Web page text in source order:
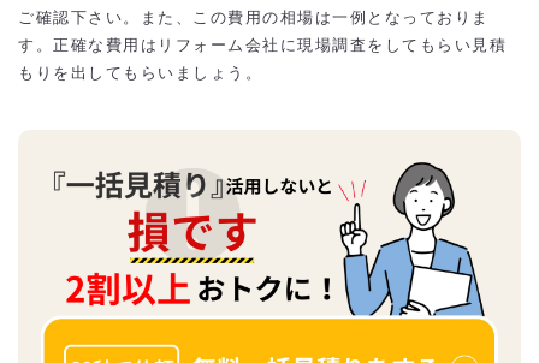
ご確認下さい。また、この費用の相場は一例となっておりま
す。正確な費用はリフォーム会社に現場調査をしてもらい見積
もりを出してもらいましょう。